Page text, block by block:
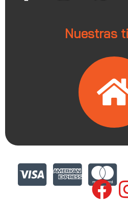
Nuestras